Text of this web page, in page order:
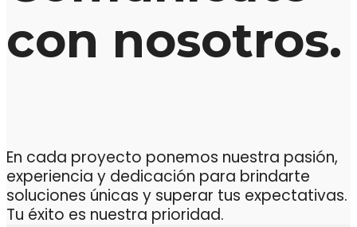
con nosotros.
En cada proyecto ponemos nuestra pasión,
experiencia y dedicación para brindarte
soluciones únicas y superar tus expectativas.
Tu éxito es nuestra prioridad.